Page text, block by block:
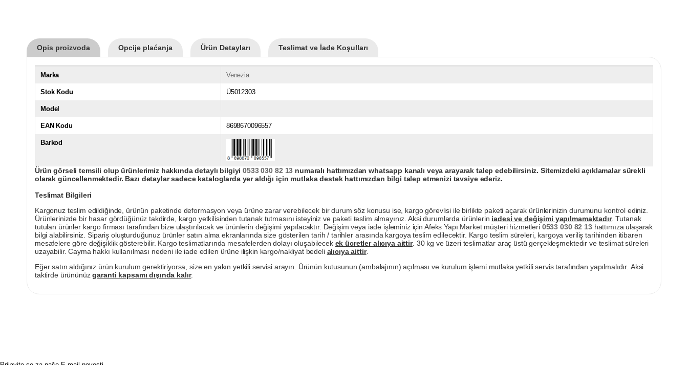
Opis proizvoda Opcije plaćanja Ürün Detayları Teslimat ve İade Koşulları
Marka Venezia
Stok Kodu Ü5012303
Model
EAN Kodu 8698670096557
Barkod
Ürün görseli temsili olup ürünlerimiz hakkında detaylı bilgiyi0533 030 82 13 numaralı hattımızdan whatsapp kanalı veya arayarak talep edebilirsiniz. Sitemizdeki açıklamalar sürekli
olarak güncellenmektedir. Bazı detaylar sadece kataloglarda yer aldığı için mutlaka destek hattımızdan bilgi talep etmenizi tavsiye ederiz.
Teslimat Bilgileri
Kargonuz teslim edildiğinde, ürünün paketinde deformasyon veya ürüne zarar verebilecek bir durum söz konusu ise, kargo görevlisi ile birlikte paketi açarak ürünlerinizin durumunu kontrol ediniz.
Ürünlerinizde bir hasar gördüğünüz takdirde, kargo yetkilisinden tutanak tutmasını isteyiniz ve paketi teslim almayınız. Aksi durumlarda ürünlerin iadesi ve değişimi yapılmamaktadır. Tutanak
tutulan ürünler kargo firması tarafından bize ulaştırılacak ve ürünlerin değişimi yapılacaktır. Değişim veya iade işleminiz için Afeks Yapı Market müşteri hizmetleri 0533 030 82 13hattımıza ulaşarak
bilgi alabilirsiniz. Sipariş oluşturduğunuz ürünler satın alma ekranlarında size gösterilen tarih / tarihler arasında kargoya teslim edilecektir. Kargo teslim süreleri, kargoya veriliş tarihinden itibaren
mesafelere göre değişiklik gösterebilir. Kargo teslimatlarında mesafelerden dolayı oluşabilecek ek ücretler alıcıya aittir. 30 kg ve üzeri teslimatlar araç üstü gerçekleşmektedir ve teslimat süreleri
uzayabilir. Cayma hakkı kullanılması nedeni ile iade edilen ürüne ilişkin kargo/nakliyat bedeli alıcıya aittir.
Eğer satın aldığınız ürün kurulum gerektiriyorsa, size en yakın yetkili servisi arayın. Ürünün kutusunun (ambalajının) açılması ve kurulum işlemi mutlaka yetkili servis tarafından yapılmalıdır. Aksi
taktirde ürününüzgaranti kapsamı dışında kalır.